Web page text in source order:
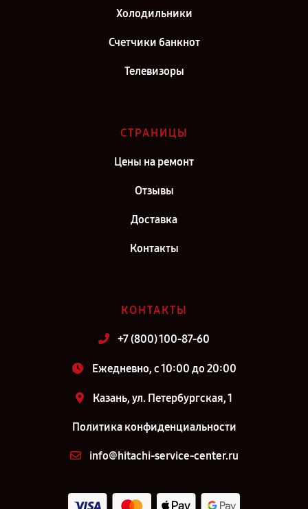
Холодильники
Счетчики банкнот
Телевизоры
СТРАНИЦЫ
Цены на ремонт
Отзывы
Доставка
Контакты
КОНТАКТЫ
+7 (800) 100-87-60
Ежедневно, с 10:00 до 20:00
Казань, ул. Петербургская, 1
Политика конфиденциальности
info@hitachi-service-center.ru